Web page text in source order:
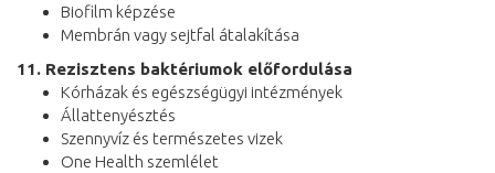
Biofilm képzése
Membrán vagy sejtfal átalakítása
11. Rezisztens baktériumok előfordulása
Kórházak és egészségügyi intézmények
Állattenyésztés
Szennyvíz és természetes vizek
One Health szemlélet